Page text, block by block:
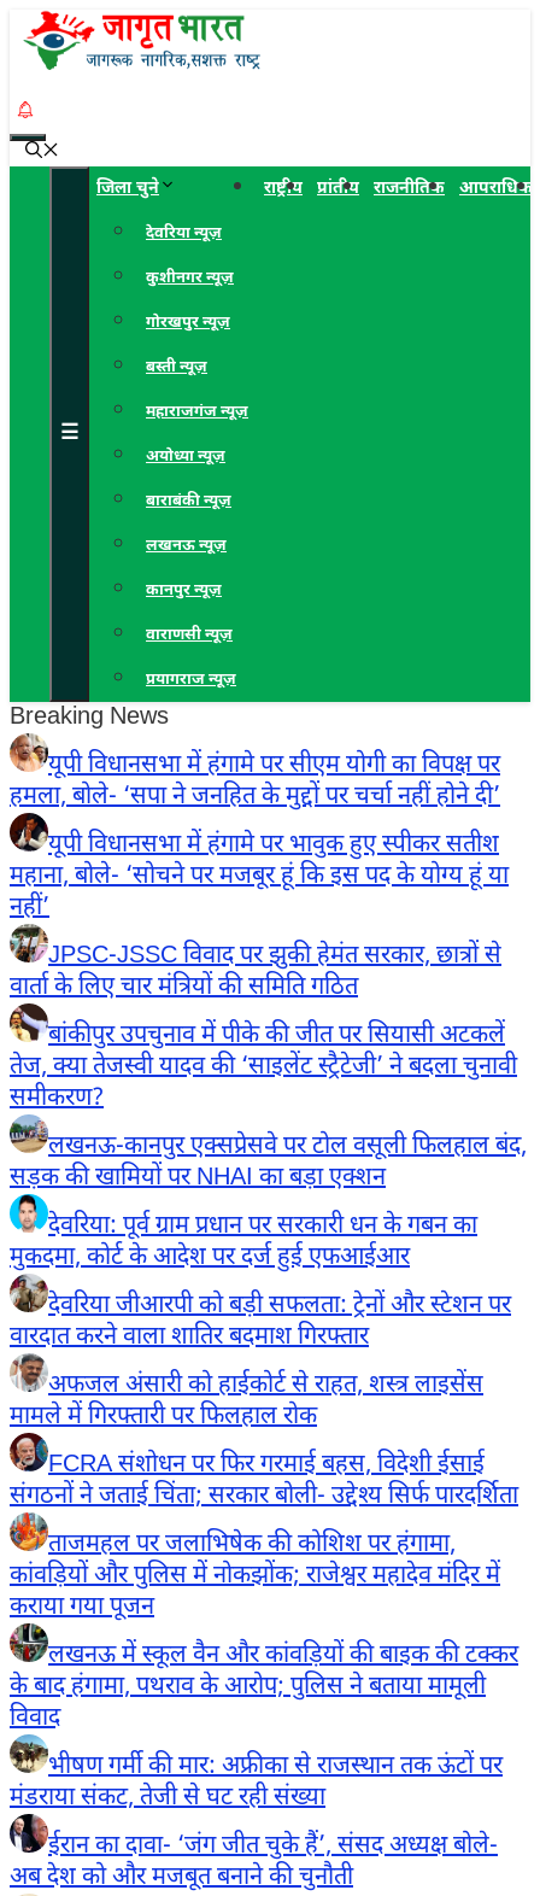
Skip
to
Menu
☰
जिला चुने
देवरिया न्यूज़
कुशीनगर न्यूज़
गोरखपुर न्यूज़
बस्ती न्यूज़
महाराजगंज न्यूज़
अयोध्या न्यूज़
बाराबंकी न्यूज़
लखनऊ न्यूज़
कानपुर न्यूज़
वाराणसी न्यूज़
प्रयागराज न्यूज़
राष्ट्रीय प्रांतीय राजनीतिक आपराधिक
Breaking News
यूपी विधानसभा में हंगामे पर सीएम योगी का विपक्ष पर
हमला, बोले- ‘सपा ने जनहित के मुद्दों पर चर्चा नहीं होने दी’
यूपी विधानसभा में हंगामे पर भावुक हुए स्पीकर सतीश
महाना, बोले- ‘सोचने पर मजबूर हूं कि इस पद के योग्य हूं या
नहीं’
JPSC-JSSC विवाद पर झुकी हेमंत सरकार, छात्रों से
वार्ता के लिए चार मंत्रियों की समिति गठित
बांकीपुर उपचुनाव में पीके की जीत पर सियासी अटकलें
तेज, क्या तेजस्वी यादव की ‘साइलेंट स्ट्रैटेजी’ ने बदला चुनावी
समीकरण?
लखनऊ-कानपुर एक्सप्रेसवे पर टोल वसूली फिलहाल बंद,
सड़क की खामियों पर NHAI का बड़ा एक्शन
देवरिया: पूर्व ग्राम प्रधान पर सरकारी धन के गबन का
मुकदमा, कोर्ट के आदेश पर दर्ज हुई एफआईआर
देवरिया जीआरपी को बड़ी सफलता: ट्रेनों और स्टेशन पर
वारदात करने वाला शातिर बदमाश गिरफ्तार
अफजल अंसारी को हाईकोर्ट से राहत, शस्त्र लाइसेंस
मामले में गिरफ्तारी पर फिलहाल रोक
FCRA संशोधन पर फिर गरमाई बहस, विदेशी ईसाई
संगठनों ने जताई चिंता; सरकार बोली- उद्देश्य सिर्फ पारदर्शिता
ताजमहल पर जलाभिषेक की कोशिश पर हंगामा,
कांवड़ियों और पुलिस में नोकझोंक; राजेश्वर महादेव मंदिर में
कराया गया पूजन
लखनऊ में स्कूल वैन और कांवड़ियों की बाइक की टक्कर
के बाद हंगामा, पथराव के आरोप; पुलिस ने बताया मामूली
विवाद
भीषण गर्मी की मार: अफ्रीका से राजस्थान तक ऊंटों पर
मंडराया संकट, तेजी से घट रही संख्या
ईरान का दावा- ‘जंग जीत चुके हैं’, संसद अध्यक्ष बोले-
अब देश को और मजबूत बनाने की चुनौती